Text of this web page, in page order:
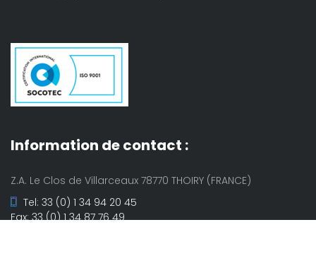
Information de contact :
Z.A. Le Clos de Villarceaux 78770 THOIRY (FRANCE)
Tel: 33 (0) 1 34 94 20 45
Fax: 33 (0) 1 34 87 76 49